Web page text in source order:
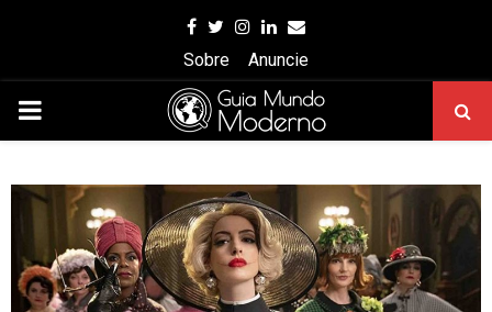
Facebook
Twitter
Instagram
Linkedin
Email
Sobre
Anuncie
PRIMARY